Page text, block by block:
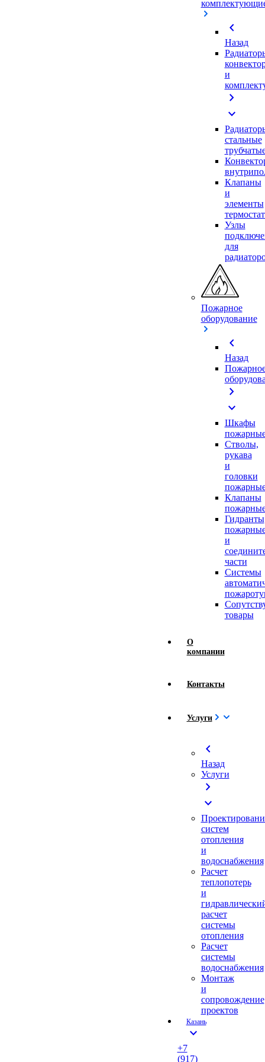
chevron_left
Назад
и
chevron_right
expand_more
стальные
Клапаны
и
элементы
Узлы
для
Пожарное
оборудование
chevron_left
Назад
chevron_right
expand_more
Шкафы
Стволы,
рукава
и
головки
Клапаны
Гидранты
и
части
Системы
товары
О
компании
Контакты
Услуги
chevron_left
Назад
Услуги
chevron_right
expand_more
систем
отопления
и
водоснабжения
Расчет
теплопотерь
и
расчет
системы
отопления
Расчет
системы
водоснабжения
Монтаж
и
сопровождение
проектов
Казань
expand_more
+7
(917)